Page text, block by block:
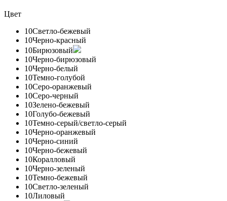
Цвет
10Светло-бежевый
10Черно-красный
10Бирюзовый
10Черно-бирюзовый
10Черно-белый
10Темно-голубой
10Серо-оранжевый
10Серо-черный
10Зелено-бежевый
10Голубо-бежевый
10Темно-серый/светло-серый
10Черно-оранжевый
10Черно-синий
10Черно-бежевый
10Коралловый
10Черно-зеленый
10Темно-бежевый
10Светло-зеленый
10Лиловый